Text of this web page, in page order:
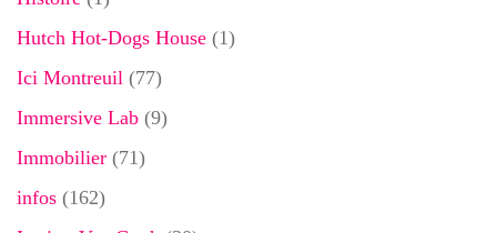
Hutch Hot-Dogs House (1)
Ici Montreuil (77)
Immersive Lab (9)
Immobilier (71)
infos (162)